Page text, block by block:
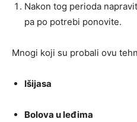
Nakon tog perioda
pa po potrebi ponovite.
Mnogi koji su probali ovu
Išijasa
Bolova u leđima